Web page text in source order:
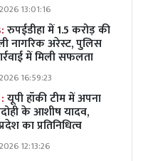
13:01:16
रुपईडीहा में 1.5 करोड़ की
नागरिक अरेस्ट, पुलिस
में मिली सफलता
16:59:23
यूपी हॉकी टीम में अपना
के आशीष यादव,
का प्रतिनिधित्व
12:13:26